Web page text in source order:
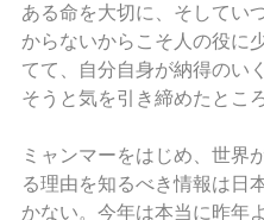
ある命を大切に、そしてい
からないからこそ人の役に
てて、自分自身が納得のい
そうと気を引き締めたところ
ミャンマーをはじめ、世界
る理由を知るべき情報は日
かない。今年は本当に昨年